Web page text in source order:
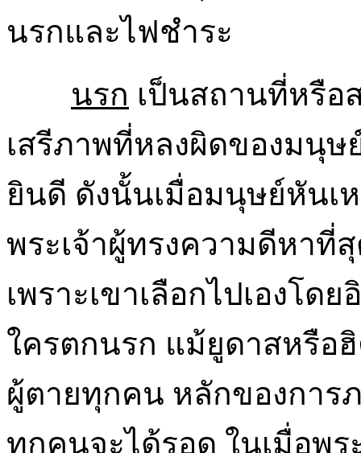
นรกและไฟชำระ
นรก เป็นสถานที่หรือ
เสรีภาพที่หลงผิดของมนุษ
ยินดี ดังนั้นเมื่อมนุษย์หันเ
พระเจ้าผู้ทรงความดีหาที่
เพราะเขาเลือกไปเองโ
ใครตกนรก แม้ยูดาสหรือฮิ
ผู้ตายทุกคน หลักของการ
ทุกคนจะได้รอด ในเมื่อพ